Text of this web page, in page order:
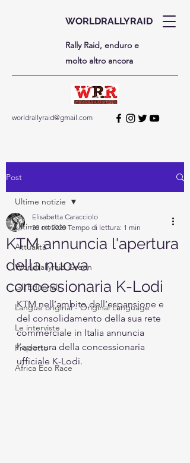
WORLDRALLYRAID
Rally Raid, enduro e
molto altro ancora
worldrallyraid@gmail.com
Post
Ultime notizie
Attualità
Worldrallyraid Green
Gli Editoriali
Langue original - Original Language
Le interviste
Prodotto
Africa Eco Race
Ultime notizie
KTM annuncia l'apertura
della nuova
concessionaria K-Lodi
Elisabetta Caracciolo
30 ott 2020 Tempo di lettura: 1 min
KTM nell’ambito dell’espansione e
del consolidamento della sua rete
commerciale in Italia annuncia
l’apertura della concessionaria
ufficiale K-Lodi.